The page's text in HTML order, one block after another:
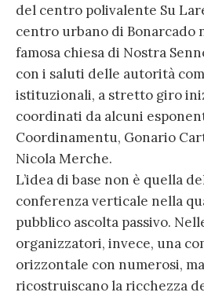
del centro polivalente Su
centro urbano di Bonarcado
famosa chiesa di Nostra
con i saluti delle autorità
istituzionali, a stretto giro
coordinati da alcuni
Coordinamentu, Gonario
Nicola Merche.
L’idea di base non è quella
conferenza verticale nella
pubblico ascolta passivo.
organizzatori, invece, una
orizzontale con numerosi,
ricostruiscano la ricchezza